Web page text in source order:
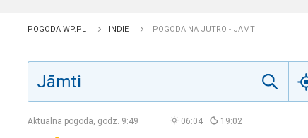
POGODA WP.PL INDIE POGODA NA JUTRO - JĀMTI
Aktualna pogoda, godz. 9:49 06:04 19:02